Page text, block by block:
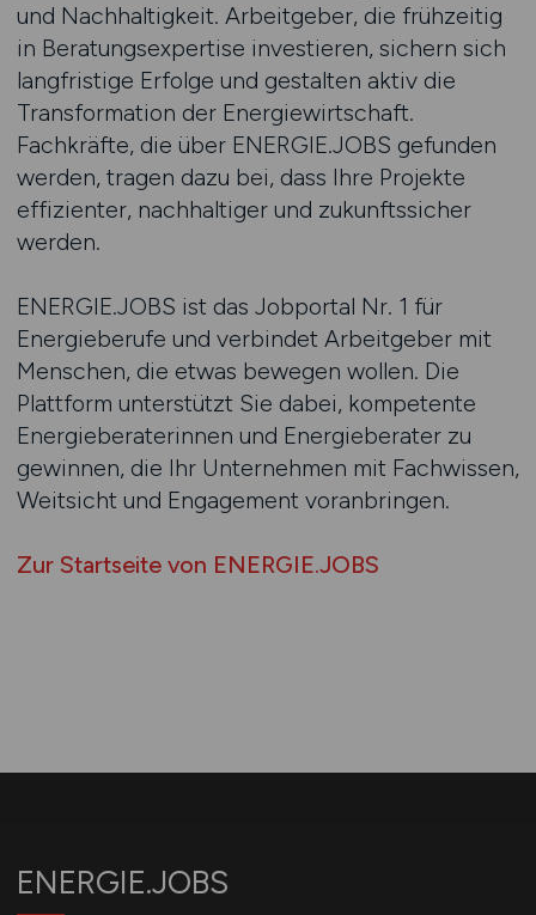
und Nachhaltigkeit. Arbeitgeber, die frühzeitig
in Beratungsexpertise investieren, sichern sich
langfristige Erfolge und gestalten aktiv die
Transformation der Energiewirtschaft.
Fachkräfte, die über ENERGIE.JOBS gefunden
werden, tragen dazu bei, dass Ihre Projekte
effizienter, nachhaltiger und zukunftssicher
werden.
ENERGIE.JOBS ist das Jobportal Nr. 1 für
Energieberufe und verbindet Arbeitgeber mit
Menschen, die etwas bewegen wollen. Die
Plattform unterstützt Sie dabei, kompetente
Energieberaterinnen und Energieberater zu
gewinnen, die Ihr Unternehmen mit Fachwissen,
Weitsicht und Engagement voranbringen.
Zur Startseite von ENERGIE.JOBS
ENERGIE.JOBS